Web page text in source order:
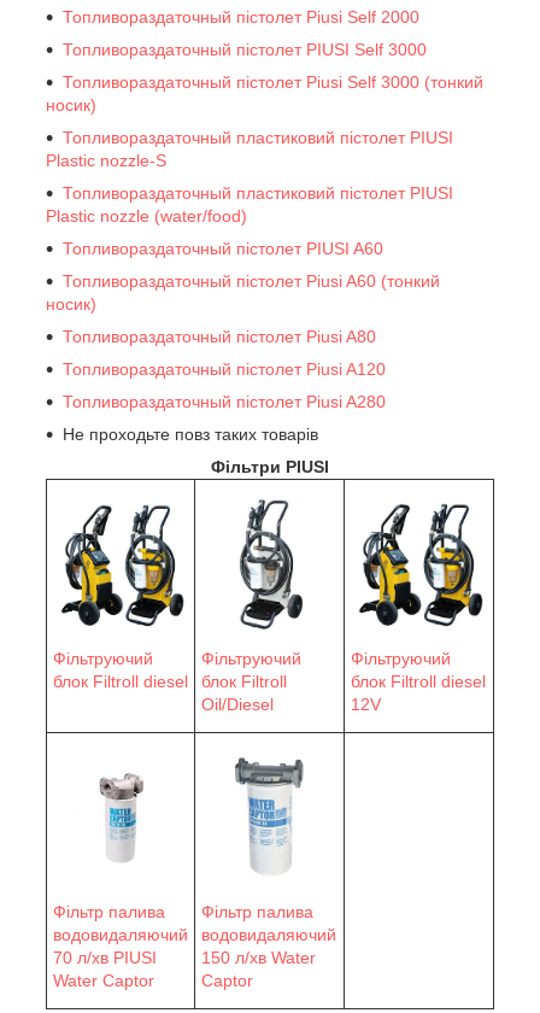
Топливораздаточный пістолет Piusi Self 2000
Топливораздаточный пістолет PIUSI Self 3000
Топливораздаточный пістолет Piusi Self 3000 (тонкий
носик)
Топливораздаточный пластиковий пістолет PIUSI
Plastic nozzle-S
Топливораздаточный пластиковий пістолет PIUSI
Plastic nozzle (water/food)
Топливораздаточный пістолет PIUSI A60
Топливораздаточный пістолет Piusi A60 (тонкий
носик)
Топливораздаточный пістолет Piusi A80
Топливораздаточный пістолет Piusi A120
Топливораздаточный пістолет Piusi A280
Не проходьте повз таких товарів
Фільтри PIUSI
Фільтруючий
блок Filtroll diesel
Фільтруючий
блок Filtroll
Oil/Diesel
Фільтруючий
блок Filtroll diesel
12V
Фільтр палива
водовидаляючий
70 л/хв PIUSI
Water Сaptor
Фільтр палива
водовидаляючий
150 л/хв Water
Сaptor